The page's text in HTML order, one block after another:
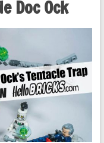
Doc Ock